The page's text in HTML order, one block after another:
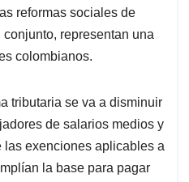
reformas sociales de
representan una
colombianos.
tributaria se va a disminuir
de salarios medios y
exenciones aplicables a
la base para pagar